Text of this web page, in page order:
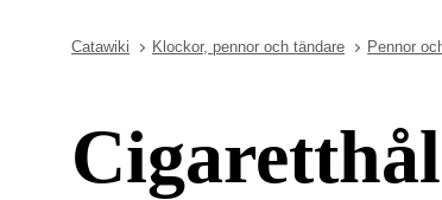
Catawiki Klockor, pennor och tändare Pennor